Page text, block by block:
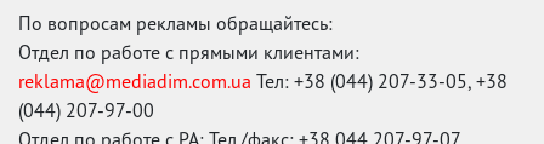
По вопросам рекламы обращайтесь:
Отдел по работе с прямыми клиентами:
reklama@mediadim.com.ua Тел: +38 (044) 207-33-05, +38
(044) 207-97-00